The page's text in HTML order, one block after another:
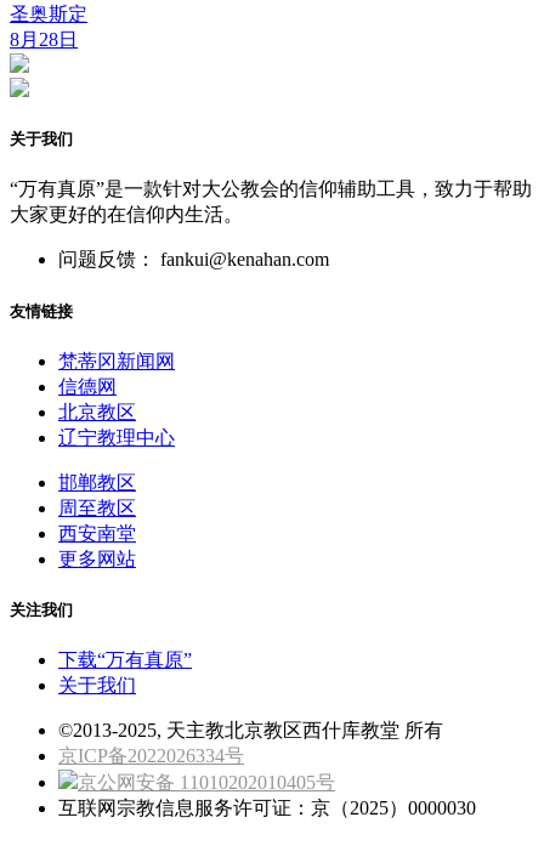
圣奥斯定
8月28日
关于我们
“万有真原”是一款针对大公教会的信仰辅助工具，致力于帮助
大家更好的在信仰内生活。
问题反馈： fankui@kenahan.com
友情链接
梵蒂冈新闻网
信德网
北京教区
辽宁教理中心
邯郸教区
周至教区
西安南堂
更多网站
关注我们
下载“万有真原”
关于我们
©2013-2025, 天主教北京教区西什库教堂 所有
京ICP备2022026334号
京公网安备 11010202010405号
互联网宗教信息服务许可证：京（2025）0000030